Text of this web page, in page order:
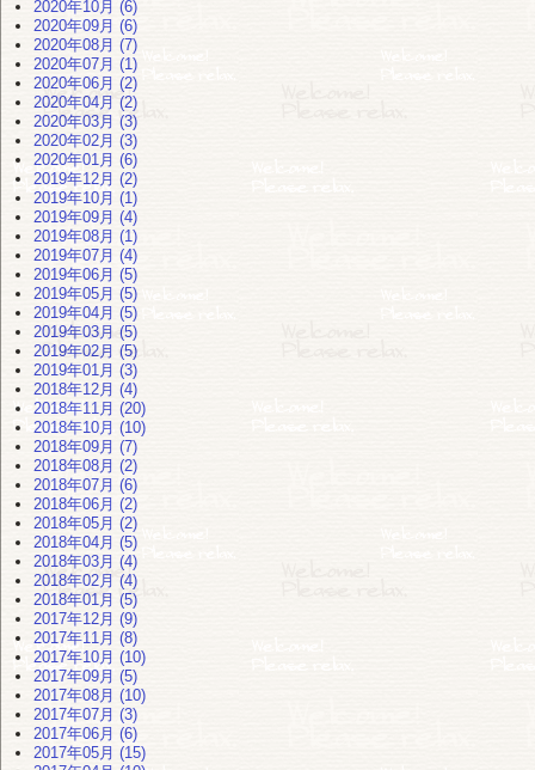
2020年10月 (6)
2020年09月 (6)
2020年08月 (7)
2020年07月 (1)
2020年06月 (2)
2020年04月 (2)
2020年03月 (3)
2020年02月 (3)
2020年01月 (6)
2019年12月 (2)
2019年10月 (1)
2019年09月 (4)
2019年08月 (1)
2019年07月 (4)
2019年06月 (5)
2019年05月 (5)
2019年04月 (5)
2019年03月 (5)
2019年02月 (5)
2019年01月 (3)
2018年12月 (4)
2018年11月 (20)
2018年10月 (10)
2018年09月 (7)
2018年08月 (2)
2018年07月 (6)
2018年06月 (2)
2018年05月 (2)
2018年04月 (5)
2018年03月 (4)
2018年02月 (4)
2018年01月 (5)
2017年12月 (9)
2017年11月 (8)
2017年10月 (10)
2017年09月 (5)
2017年08月 (10)
2017年07月 (3)
2017年06月 (6)
2017年05月 (15)